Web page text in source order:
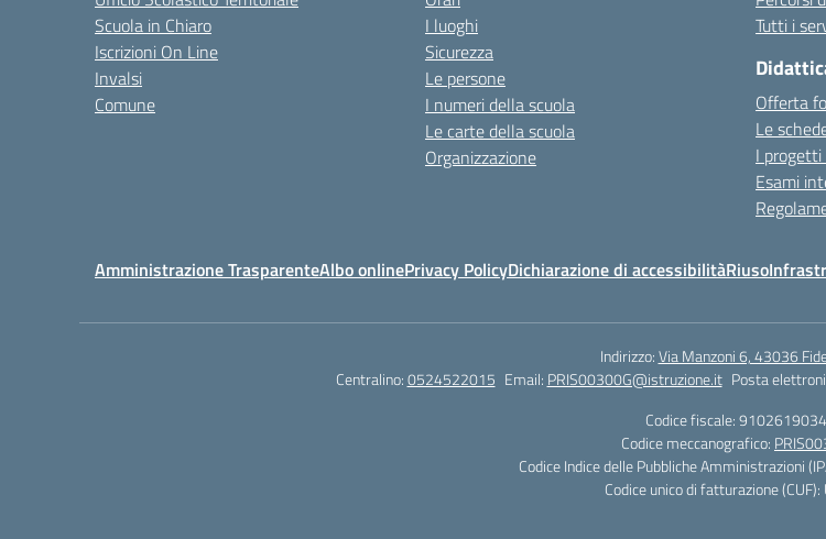
Scuola in Chiaro
Iscrizioni On Line
Invalsi
Comune
I luoghi
Sicurezza
Le persone
I numeri della scuola
Le carte della scuola
Organizzazione
Tutti i
Offerta
Le
I progetti
Esami
Amministrazione TrasparenteAlbo onlinePrivacy PolicyDichiarazione di accessibilitàRiuso
Indirizzo:Via Manzoni 6, 43036
Centralino:0524522015 Email: PRIS00300G@istruzione.it Posta
Codice fiscale:
Codice meccanografico:
Codice Indice delle Pubbliche Amministrazioni
Codice unico di fatturazione (CUF):